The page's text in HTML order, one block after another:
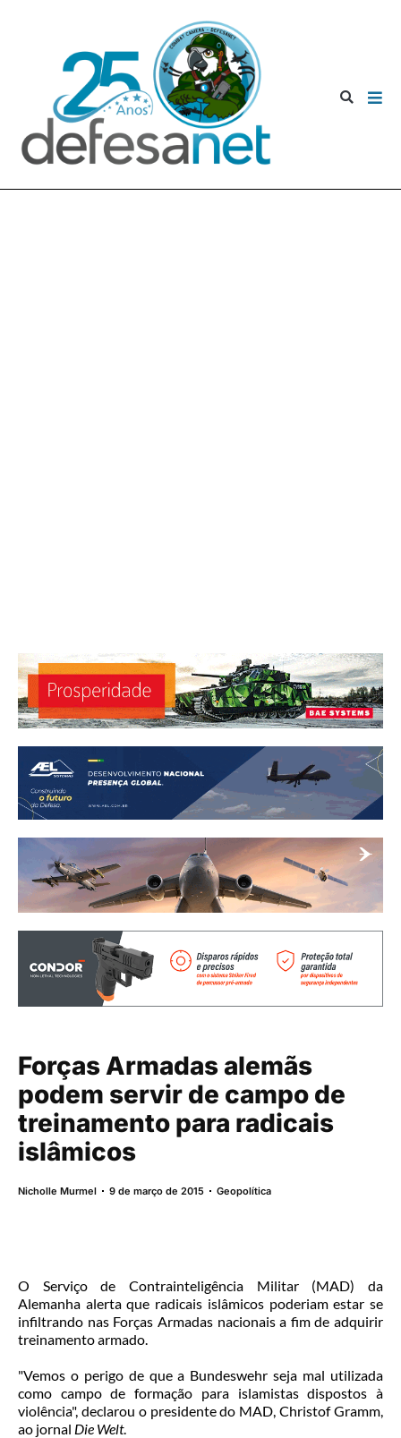
Forças Armadas alemãs
podem servir de campo de
treinamento para radicais
islâmicos
Nicholle Murmel 9 de março de 2015 Geopolítica
O Serviço de Contrainteligência Militar (MAD) da
Alemanha alerta que radicais islâmicos poderiam estar se
infiltrando nas Forças Armadas nacionais a fim de adquirir
treinamento armado.
"Vemos o perigo de que a Bundeswehr seja mal utilizada
como campo de formação para islamistas dispostos à
violência", declarou o presidente do MAD, Christof Gramm,
ao jornal Die Welt.